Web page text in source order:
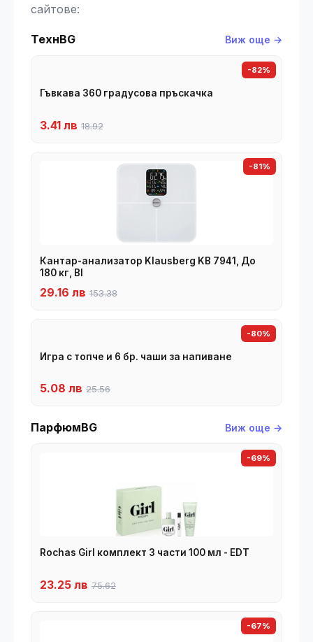
сайтове:
ТехнBG Виж още →
-82%
Гъвкава 360 градусова пръскачка
3.41 лв 18.92
-81%
Кантар-анализатор Klausberg KB 7941, До
180 кг, BI
29.16 лв 153.38
-80%
Игра с топче и 6 бр. чаши за напиване
5.08 лв 25.56
ПарфюмBG Виж още →
-69%
Rochas Girl комплект 3 части 100 мл - EDT
23.25 лв 75.62
-67%